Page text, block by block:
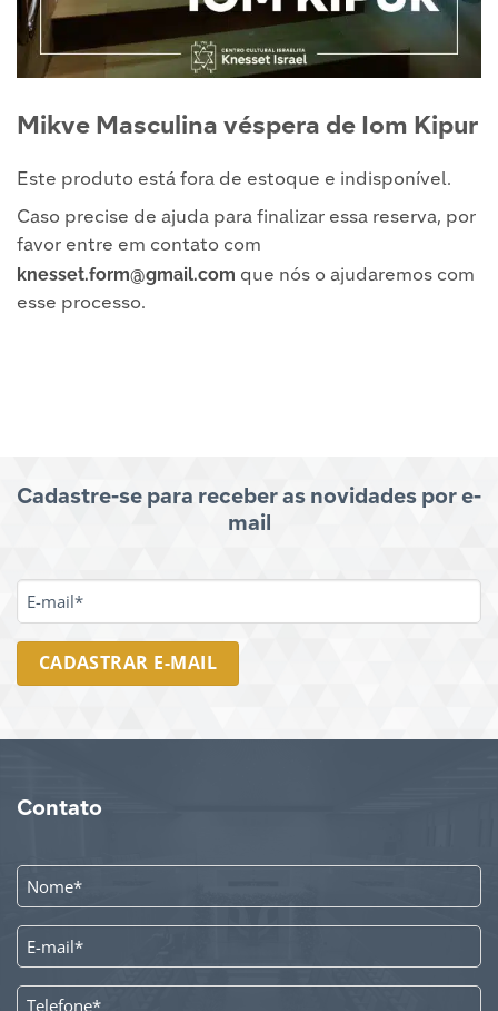
Mikve Masculina véspera de Iom Kipur
Este produto está fora de estoque e indisponível.
Caso precise de ajuda para finalizar essa reserva, por
favor entre em contato com
knesset.form@gmail.com que nós o ajudaremos com
esse processo.
Cadastre-se para receber as novidades por e-
mail
Contato
NOME
*
E-
MAIL
*
TELEFONE